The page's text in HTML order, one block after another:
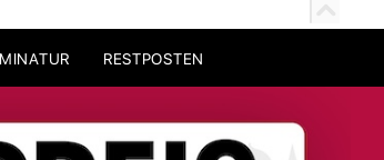
RESTPOSTEN